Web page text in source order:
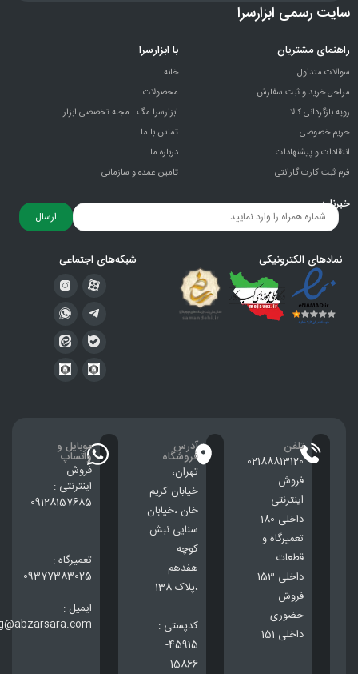
سایت رسمی ابزارسرا
راهنمای مشتریان
سوالات متداول
مراحل خرید و ثبت سفارش
رویه بازگردانی کالا
حریم خصوصی
انتقادات و پيشنهادات
فرم ثبت کارت گارانتی
با ابزارسرا
خانه
محصولات
ابزارسرا مگ | مجله تخصصی ابزار
تماس با ما
درباره ما
تامین عمده و سازمانی
خبرنامه
ارسال
نمادهای الکترونیکی شبکه‌های اجتماعی
تلفن
02188813120
فروش
اینترنتی
داخلی 180
تعمیرگاه و
قطعات
داخلی 153
فروش
حضوری
داخلی 151
آدرس
فروشگاه
تهران،
خيابان كريم
خان ،خيابان
سنایی نبش
کوچه
هفدهم
،پلاک 138
کدپستی :
45915-
15866
موبایل و
واتساپ
فروش
اینترنتی :
09128157685
تعمیرگاه :
09377383025
ایمیل :